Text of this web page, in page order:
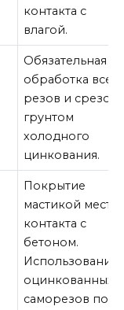
контакта с
влагой.
Обязательная
обработка всех
резов и срезов
грунтом
холодного
цинкования.
Покрытие
мастикой мест
контакта с
бетоном.
Использование
оцинкованных
саморезов по